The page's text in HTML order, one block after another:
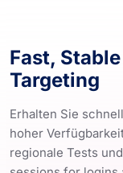
Fast,
Targeting
Erhalten Sie
hoher
regionale Tests